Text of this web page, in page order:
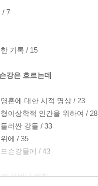
/ 7
기록 / 15
강은 흐르는데
혼에 대한 시적 명상 / 23
이상학적 인간을 위하여 / 28
러싼 강들 / 33
에 / 35
슨강물에 / 43
유별난 체험